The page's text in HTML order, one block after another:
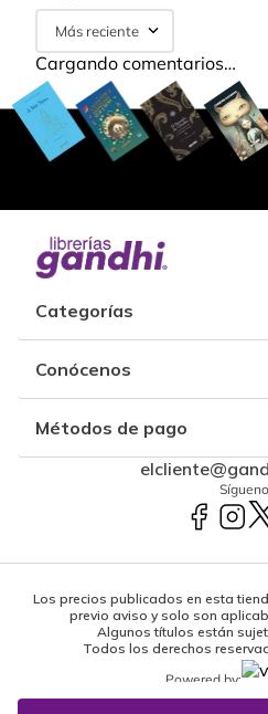
Más reciente
Cargando comentarios…
Categorías
Conócenos
Métodos de pago
Los precios publicados en esta
previo aviso y solo son
Algunos títulos están
Todos los derechos
Powered by: